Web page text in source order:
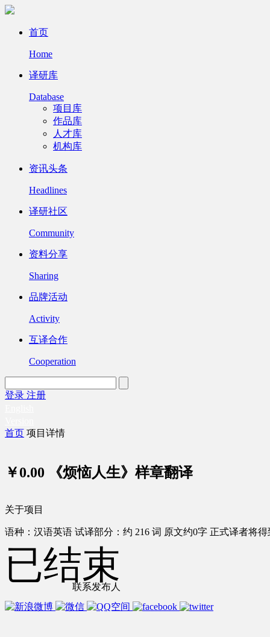
首页
Home
译研库
Database
项目库
作品库
人才库
机构库
资讯头条
Headlines
译研社区
Community
资料分享
Sharing
品牌活动
Activity
互译合作
Cooperation
登录 注册
首页 项目详情
￥0.00 《烦恼人生》样章翻译
关于项目
语种：汉语英语 试译部分：约 216 词 原文约0字 正式译者将
联系发布人
已结束